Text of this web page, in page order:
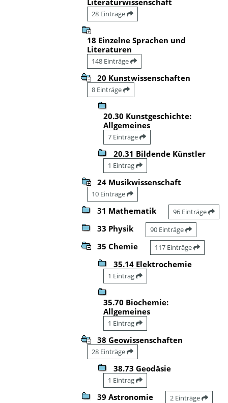
28 Einträge
18 Einzelne Sprachen und
Literaturen
148 Einträge
20 Kunstwissenschaften
8 Einträge
20.30 Kunstgeschichte:
Allgemeines
7 Einträge
20.31 Bildende Künstler
1 Eintrag
24 Musikwissenschaft
10 Einträge
31 Mathematik 96 Einträge
33 Physik 90 Einträge
35 Chemie 117 Einträge
35.14 Elektrochemie
1 Eintrag
35.70 Biochemie:
Allgemeines
1 Eintrag
38 Geowissenschaften
28 Einträge
38.73 Geodäsie
1 Eintrag
39 Astronomie 2 Einträge